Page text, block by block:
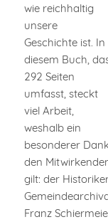
wie reichhaltig
unsere
Geschichte ist. In
diesem Buch,
292 Seiten
umfasst, steckt
viel Arbeit,
weshalb ein
besonderer
den
gilt: der
Franz